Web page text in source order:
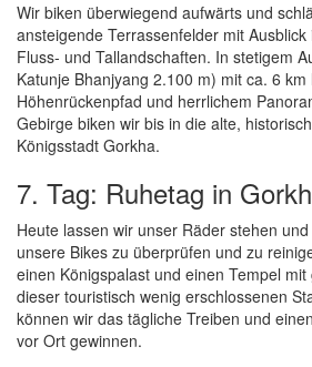
Wir biken überwiegend aufwärts und
ansteigende Terrassenfelder mit
Fluss- und Tallandschaften. In stetigem
Katunje Bhanjyang 2.100 m) mit ca. 6
Höhenrückenpfad und herrlichem
Gebirge biken wir bis in die alte,
Königsstadt Gorkha.
7. Tag: Ruhetag in
Heute lassen wir unser Räder stehen
unsere Bikes zu überprüfen und zu
einen Königspalast und einen Tempel
dieser touristisch wenig erschlossenen
können wir das tägliche Treiben und
vor Ort gewinnen.